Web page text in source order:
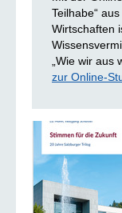
Teilhabe“
Wirtschaften
„Wie wir aus
zur Online-